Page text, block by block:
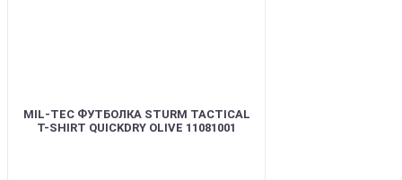
MIL-TEC ФУТБОЛКА STURM TACTICAL
T-SHIRT QUICKDRY OLIVE 11081001